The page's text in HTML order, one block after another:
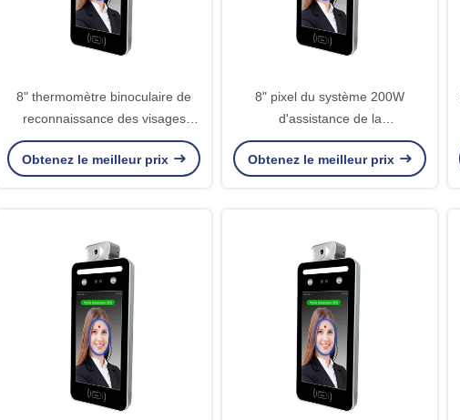
8" thermomètre binoculaire de
reconnaissance des visages
d'IPS CMOS construit dans le
lecteur de cartes
Obtenez le meilleur prix
8" pixel du système 200W
d'assistance de la
reconnaissance des visages 0.2S
de l'affichage à cristaux liquides
Obtenez le meilleur prix